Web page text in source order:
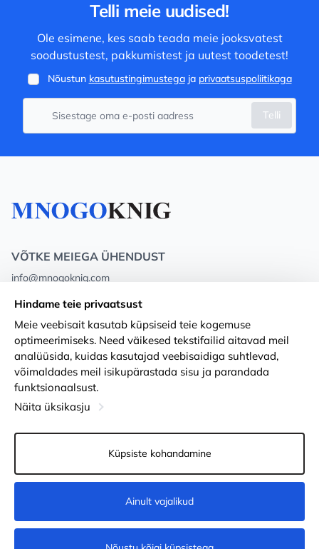
Telli meie uudised!
Ole esimene, kes saab teada meie jooksvatest
soodustustest, pakkumistest ja uutest toodetest!
Nõustun kasutustingimustegaja privaatsuspoliitikaga
Telli
VÕTKE MEIEGA ÜHENDUST
info@mnogoknig.com
Rīga, Augusta Deglava 69d, LV-1082
Meist
Poed
Kohaletoimetamine ja makse
Lojaalsuskaardid
PÕHJUST KOOSTÖÖKS
Privacy Policy
Tingimused
Kauba tagastamine
Küpsiste seaded
Hindame teie privaatsust
Meie veebisait kasutab küpsiseid teie kogemuse
optimeerimiseks. Need väikesed tekstifailid aitavad meil
analüüsida, kuidas kasutajad veebisaidiga suhtlevad,
võimaldades meil isikupärastada sisu ja parandada
funktsionaalsust.
Näita üksikasju
Küpsiste kohandamine
Ainult vajalikud